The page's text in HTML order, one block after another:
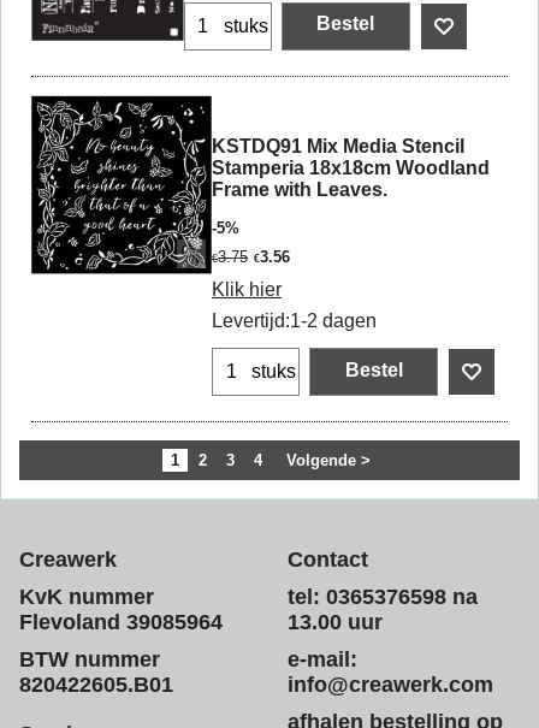
stuks Bestel
KSTDQ91 Mix Media Stencil
Stamperia 18x18cm Woodland
Frame with Leaves.
-5%
€3.75 €3.56
Klik hier
Levertijd:1-2 dagen
stuks Bestel
1 2 3 4 Volgende >
Creawerk
KvK nummer
Flevoland 39085964
BTW nummer
820422605.B01
Contact
tel: 0365376598 na
13.00 uur
e-mail:
info@creawerk.com
afhalen bestelling op